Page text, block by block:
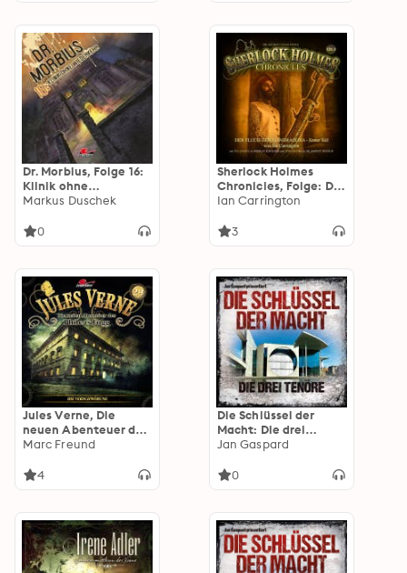
Dr. Morbius, Folge 16:
Klinik ohne
Wiederkehr
Markus Duschek
0
Sherlock Holmes
Chronicles, Folge: Der
Fluch der
(ungekürzt)
Ian Carrington
3
Jules Verne, Die
neuen Abenteuer des
Phileas Fogg: Die
Marc Freund
4
Die Schlüssel der
Macht: Die drei
Tenöre, Folge 3
Jan Gaspard
0